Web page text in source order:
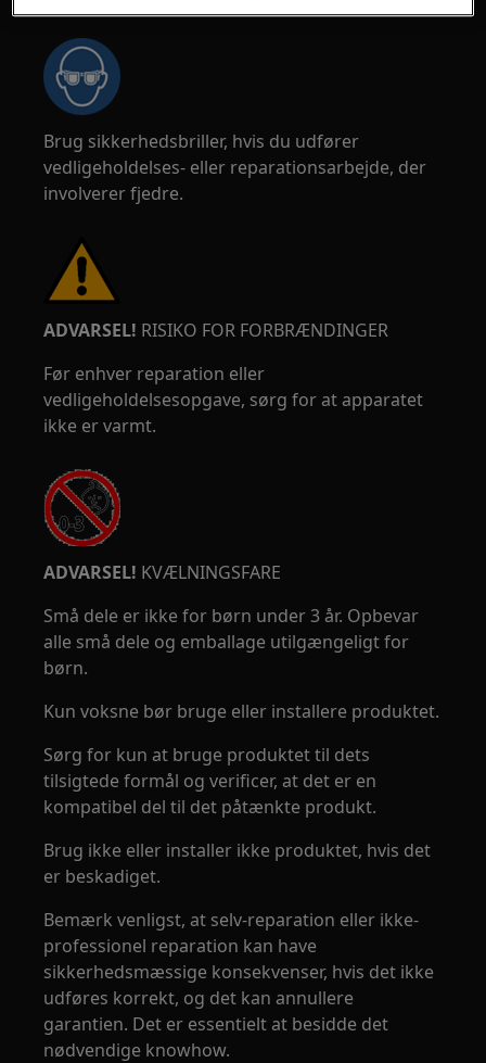
Brug sikkerhedsbriller, hvis du udfører
vedligeholdelses- eller reparationsarbejde, der
involverer fjedre.
ADVARSEL! RISIKO FOR FORBRÆNDINGER
Før enhver reparation eller
vedligeholdelsesopgave, sørg for at apparatet
ikke er varmt.
ADVARSEL! KVÆLNINGSFARE
Små dele er ikke for børn under 3 år. Opbevar
alle små dele og emballage utilgængeligt for
børn.
Kun voksne bør bruge eller installere produktet.
Sørg for kun at bruge produktet til dets
tilsigtede formål og verificer, at det er en
kompatibel del til det påtænkte produkt.
Brug ikke eller installer ikke produktet, hvis det
er beskadiget.
Bemærk venligst, at selv-reparation eller ikke-
professionel reparation kan have
sikkerhedsmæssige konsekvenser, hvis det ikke
udføres korrekt, og det kan annullere
garantien. Det er essentielt at besidde det
nødvendige knowhow.